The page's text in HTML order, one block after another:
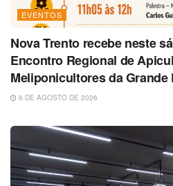
EVENTOS
Nova Trento recebe neste
Encontro Regional de
Meliponicultores da
6 DE AGOSTO DE 2026